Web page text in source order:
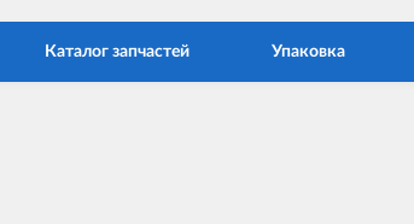
Каталог запчастей Упаковка